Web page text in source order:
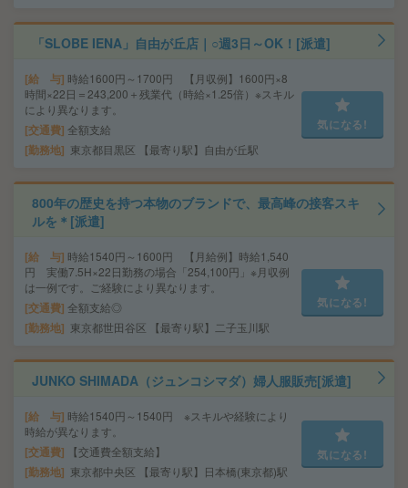
「SLOBE IENA」自由が丘店｜○週3日～OK！[派遣]
給 与 時給1600円～1700円 【月収例】1600円×8
時間×22日＝243,200＋残業代（時給×1.25倍）※スキル
により異なります。
交通費 全額支給
勤務地 東京都目黒区 【最寄り駅】自由が丘駅
気になる!
800年の歴史を持つ本物のブランドで、最高峰の接客スキ
ルを＊[派遣]
給 与 時給1540円～1600円 【月給例】時給1,540
円 実働7.5H×22日勤務の場合「254,100円」※月収例
は一例です。ご経験により異なります。
交通費 全額支給◎
勤務地 東京都世田谷区 【最寄り駅】二子玉川駅
気になる!
JUNKO SHIMADA（ジュンコシマダ）婦人服販売[派遣]
給 与 時給1540円～1540円 ※スキルや経験により
時給が異なります。
交通費 【交通費全額支給】
勤務地 東京都中央区 【最寄り駅】日本橋(東京都)駅
気になる!